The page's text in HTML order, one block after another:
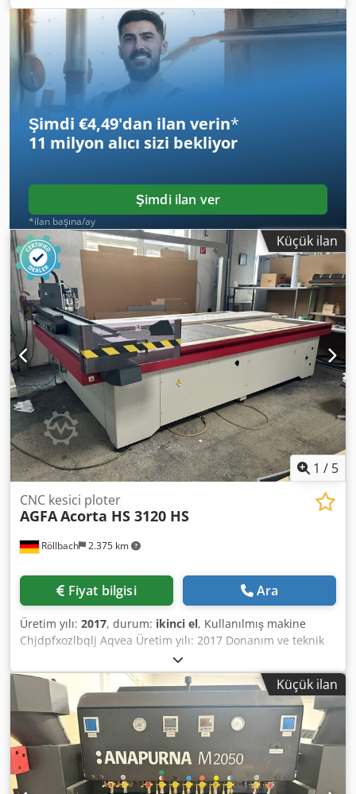
Şimdi €4,49'dan ilan verin*
11 milyon alıcı sizi bekliyor
Şimdi ilan ver
*ilan başına/ay
Küçük ilan
1 / 5
Röllbach 2.375 km
CNC kesici ploter
AGFAAcorta HS 3120 HS
Fiyat bilgisi Ara
Üretim yılı: 2017, durum: ikinci el, Kullanılmış makine
Chjdpfxozlbqlj Aqvea Üretim yılı: 2017 Donanım ve teknik
bilgiler: - Çalışma yüzeyinde emiş alanlarına sahip
otomatik kesim plotteri - Baskı görselleri ve referans
noktalarının otomatik tanımlanması özelliğine sahip
otomatik kesim tablası - Çalışma yüzeyi, gerektiğinde
otomatik olarak devreye alınabilen 40 bağımsız vakum
alanından oluşmaktadır - 50 mm kalınlığa kadar
malzemeleri kesebilen, oluk açabilen ve frezeleyebilen
Çoklu Takım Kesme Kafası - Farklı altlıkların aynı anda
kesilebilmesi için çoklu yığın (multi-batch) kesme imkanı -
Küçük ilan